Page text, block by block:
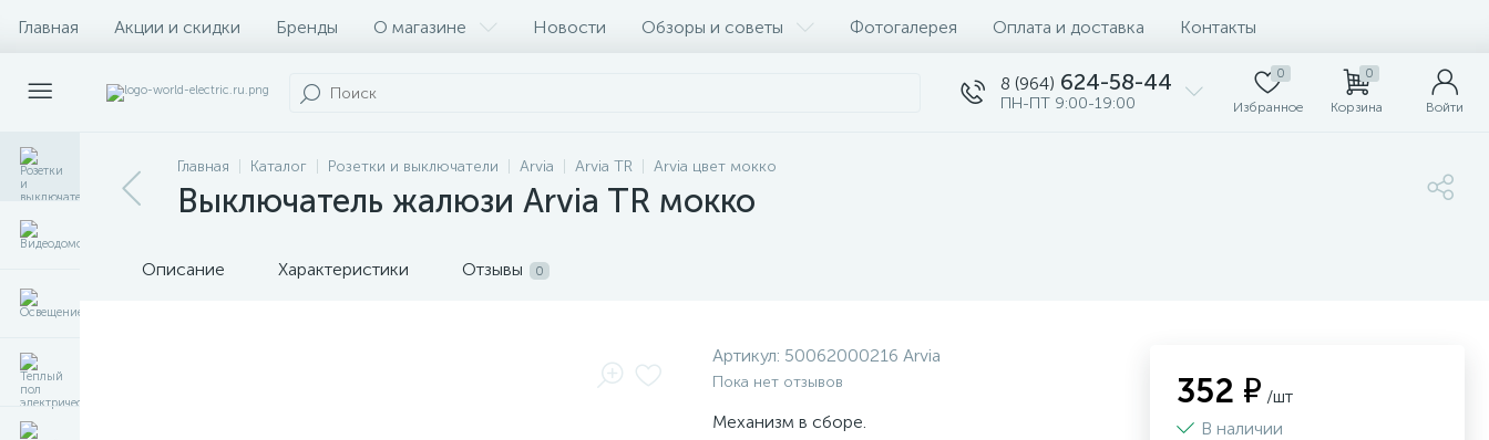
Главная Акции и скидки Бренды О магазине Новости Обзоры и советы Фотогалерея Оплата и доставка Контакты
8 (964) 624-58-44
ПН-ПТ 9:00-19:00
0
Избранное
0
Корзина Войти
Главная Каталог Розетки и выключатели Arvia Arvia TR Arvia цвет мокко
Выключатель жалюзи Arvia TR мокко
Описание Характеристики Отзывы 0
Артикул: 50062000216 Arvia
Пока нет отзывов
Механизм в сборе.
352 ₽ /шт
В наличии